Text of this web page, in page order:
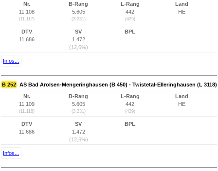
Nr.
11.108
(11.117)
B-Rang
5.605
(3.231)
L-Rang
442
(429)
Land
HE
DTV
11.686
SV
1.472
(12,6%)
BPL
Infos...
B 252 AS Bad Arolsen-Mengeringhausen (B 450) - Twistetal-Elleringhausen (L 3118)
Nr.
11.109
(11.118)
B-Rang
5.605
(3.231)
L-Rang
442
(429)
Land
HE
DTV
11.686
SV
1.472
(12,6%)
BPL
Infos...